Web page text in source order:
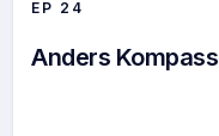
EP 24
Anders Kompass